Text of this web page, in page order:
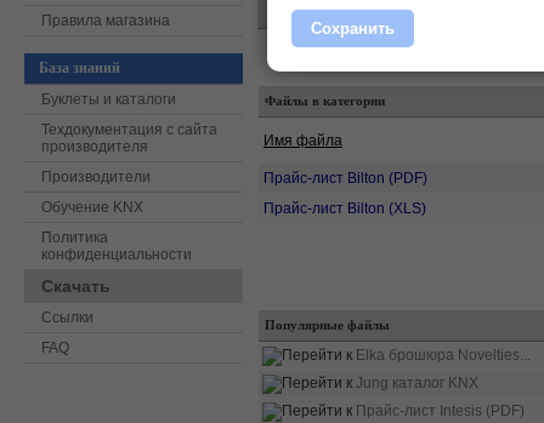
Правила магазина
База знаний
Буклеты и каталоги
Техдокументация с сайта
производителя
Производители
Обучение KNX
Политика
конфиденциальности
Скачать
Ссылки
FAQ
Файлы в категории
Имя файла
Прайс-лист Bilton (PDF)
Прайс-лист Bilton (XLS)
Популярные файлы
Elka брошюра Novelties...
Jung каталог KNX
Прайс-лист Intesis (PDF)
Сохранить